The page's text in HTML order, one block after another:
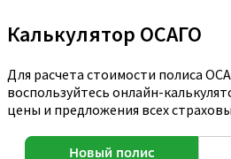
Калькулятор ОСАГО
Для расчета стоимости полиса
воспользуйтесь онлайн-
цены и предложения всех